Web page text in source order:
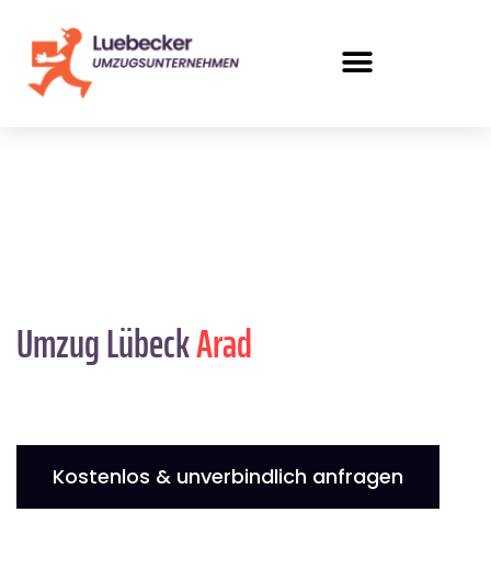
Umzug LübeckArad
Kostenlos & unverbindlich anfragen